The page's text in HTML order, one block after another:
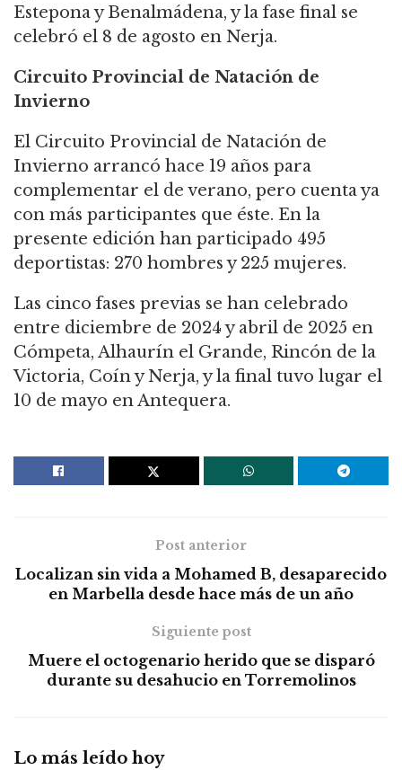
Estepona y Benalmádena, y la fase final se
celebró el 8 de agosto en Nerja.
Circuito Provincial de Natación de
Invierno
El Circuito Provincial de Natación de
Invierno arrancó hace 19 años para
complementar el de verano, pero cuenta ya
con más participantes que éste. En la
presente edición han participado 495
deportistas: 270 hombres y 225 mujeres.
Las cinco fases previas se han celebrado
entre diciembre de 2024 y abril de 2025 en
Cómpeta, Alhaurín el Grande, Rincón de la
Victoria, Coín y Nerja, y la final tuvo lugar el
10 de mayo en Antequera.
Post anterior
Localizan sin vida a Mohamed B, desaparecido
en Marbella desde hace más de un año
Siguiente post
Muere el octogenario herido que se disparó
durante su desahucio en Torremolinos
Lo más leído hoy